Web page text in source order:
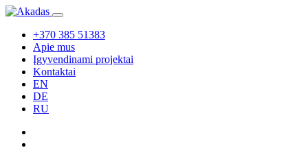
+370 385 51383
Apie mus
Įgyvendinami projektai
Kontaktai
EN
DE
RU